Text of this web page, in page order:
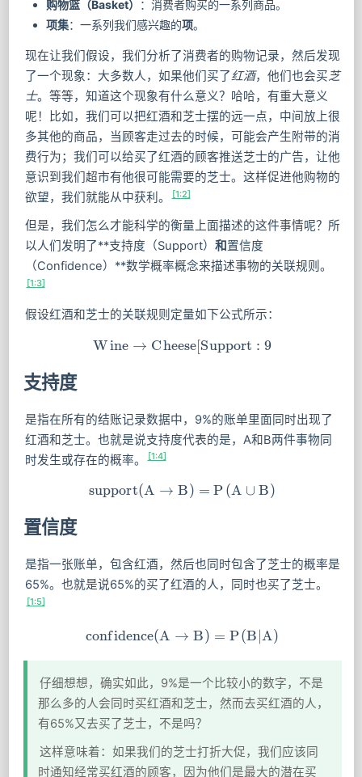
购物篮（Basket）
：消费者购买的一系列商品。
项集：一系列我们感兴趣的项。
现在让我们假设，我们分析了消费者的购物记录，然后发现
了一个现象：大多数人，如果他们买了红酒，他们也会买芝
士。等等，知道这个现象有什么意义？哈哈，有重大意义
呢！比如，我们可以把红酒和芝士摆的远一点，中间放上很
多其他的商品，当顾客走过去的时候，可能会产生附带的消
费行为；我们可以给买了红酒的顾客推送芝士的广告，让他
意识到我们超市有他很可能需要的芝士。这样促进他购物的
欲望，我们就能从中获利。
[1:2]
但是，我们怎么才能科学的衡量上面描述的这件事情呢？所
以人们发明了**支持度（Support） 和置信度
（Confidence）**数学概率概念来描述事物的关联规则。
[1:3]
假设红酒和芝士的关联规则定量如下公式所示：
Wine → Cheese[Support : 9
支持度
是指在所有的结账记录数据中，9%的账单里面同时出现了
红酒和芝士。也就是说支持度代表的是，A和B两件事物同
时发生或存在的概率。
[1:4]
support(A→B)=P(A∪B)
support(A → B) = P(A ∪ B)
置信度
是指一张账单，包含红酒，然后也同时包含了芝士的概率是
65%。也就是说65%的买了红酒的人，同时也买了芝士。
[1:5]
confidence(A→B)=P(B|A)
confidence(A → B) = P(B∣A)
仔细想想，确实如此，9%是一个比较小的数字，不是
那么多的人会同时买红酒和芝士，然而去买红酒的人，
有65%又去买了芝士，不是吗？
这样意味着：如果我们的芝士打折大促，我们应该同
时通知经常买红酒的顾客，因为他们是最大的潜在买